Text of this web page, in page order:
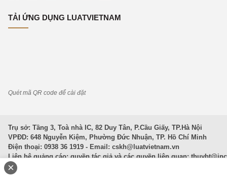
TẢI ỨNG DỤNG LUATVIETNAM
Quét mã QR code để cài đặt
Trụ sở: Tầng 3, Toà nhà IC, 82 Duy Tân, P.Cầu Giấy, TP.Hà Nội
VPĐD: 648 Nguyễn Kiệm, Phường Đức Nhuận, TP. Hồ Chí Minh
Điện thoại: 0938 36 1919 - Email: cskh@luatvietnam.vn
Liên hệ quảng cáo; quyền tác giả và các quyền liên quan:
Văn Bản Pháp Luật
×